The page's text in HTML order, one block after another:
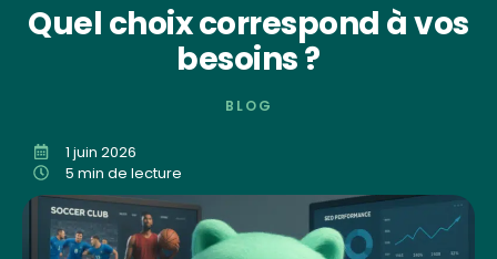
Quel choix correspond à vos
besoins ?
BLOG
1 juin 2026
5 min de lecture